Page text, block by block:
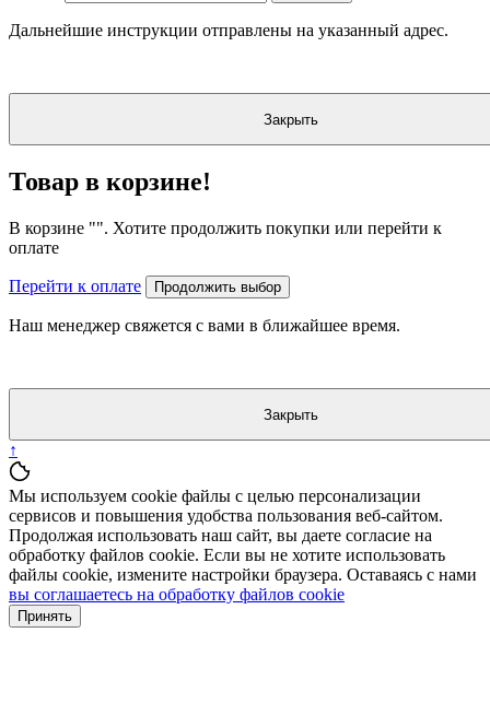
Дальнейшие инструкции отправлены на указанный адрес.
Закрыть
Товар в корзине!
В корзине "". Хотите продолжить покупки или перейти к
оплате
Перейти к оплате Продолжить выбор
Наш менеджер свяжется с вами в ближайшее время.
Закрыть
↑
Мы используем cookie файлы с целью персонализации
сервисов и повышения удобства пользования веб-сайтом.
Продолжая использовать наш сайт, вы даете согласие на
обработку файлов cookie. Если вы не хотите использовать
файлы cookie, измените настройки браузера. Оставаясь с нами
вы соглашаетесь на обработку файлов cookie
Принять